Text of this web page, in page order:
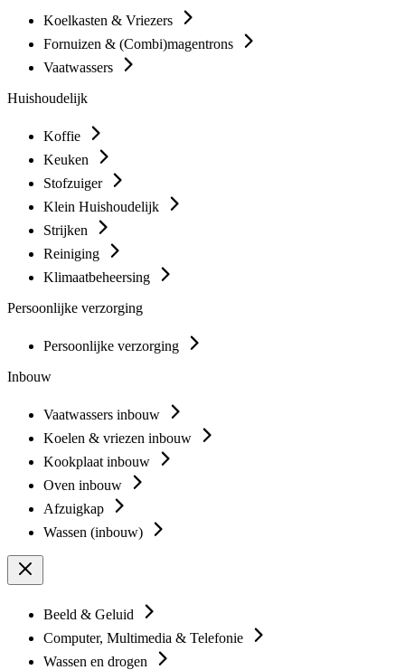
Koelkasten & Vriezers
Fornuizen & (Combi)magentrons
Vaatwassers
Huishoudelijk
Koffie
Keuken
Stofzuiger
Klein Huishoudelijk
Strijken
Reiniging
Klimaatbeheersing
Persoonlijke verzorging
Persoonlijke verzorging
Inbouw
Vaatwassers inbouw
Koelen & vriezen inbouw
Kookplaat inbouw
Oven inbouw
Afzuigkap
Wassen (inbouw)
Beeld & Geluid
Computer, Multimedia & Telefonie
Wassen en drogen